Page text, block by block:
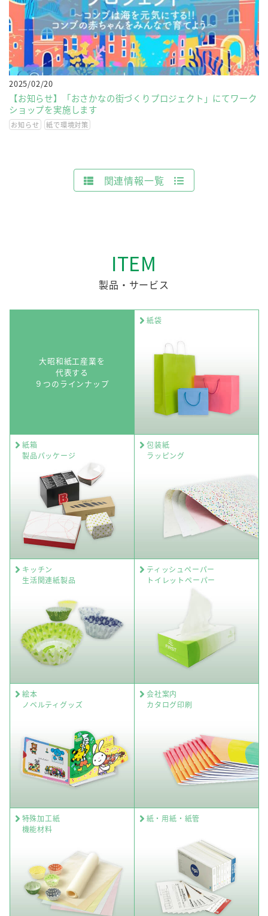
2025/02/20
【お知らせ】「おさかなの街づくりプロジェクト」にてワーク
ショップを実施します
お知らせ 紙で環境対策
関連情報一覧
ITEM
製品・サービス
大昭和紙工産業を
代表する
９つのラインナップ
紙袋
紙箱
製品パッケージ
包装紙
ラッピング
キッチン
生活関連紙製品
ティッシュペーパー
トイレットペーパー
絵本
ノベルティグッズ
会社案内
カタログ印刷
特殊加工紙
機能材料
紙・用紙・紙管